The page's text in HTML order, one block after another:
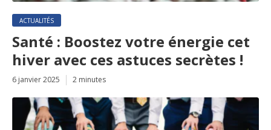
ACTUALITÉS
Santé : Boostez votre énergie cet
hiver avec ces astuces secrètes !
6 janvier 2025 2 minutes